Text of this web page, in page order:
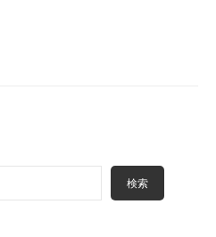
検索